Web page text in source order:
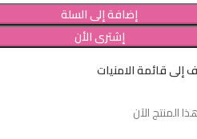
إضافة إلى السلة
إشترى الأن
إلى قائمة الامنيات
المنتج الآن